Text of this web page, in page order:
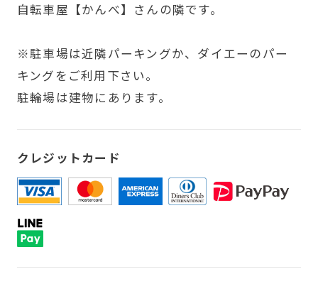
自転車屋【かんべ】さんの隣です。
※駐車場は近隣パーキングか、ダイエーのパー
キングをご利用下さい。
駐輪場は建物にあります。
クレジットカード